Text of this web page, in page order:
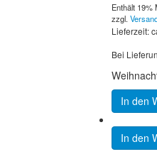
Enthält 19%
zzgl.
Lieferzeit:
Bei
In den
In den